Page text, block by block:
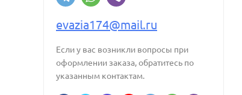
evazia174@mail.ru
Если у вас возникли вопросы при
оформлении заказа, обратитесь по
указанным контактам.